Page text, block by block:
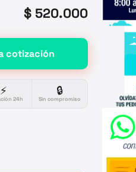
$ 520.000
cotización
⚡
24h
🔒
Sin compromiso